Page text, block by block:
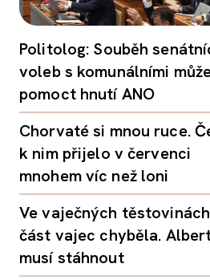
Politolog: Souběh
voleb s komunálními
pomoct hnutí ANO
Chorvaté si mnou ruce.
k nim přijelo v červenci
mnohem víc než loni
Ve vaječných těstovinách
část vajec chyběla.
musí stáhnout